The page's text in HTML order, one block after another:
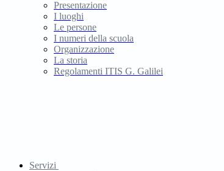
Presentazione
I luoghi
Le persone
I numeri della scuola
Organizzazione
La storia
Regolamenti ITIS G. Galilei
Servizi